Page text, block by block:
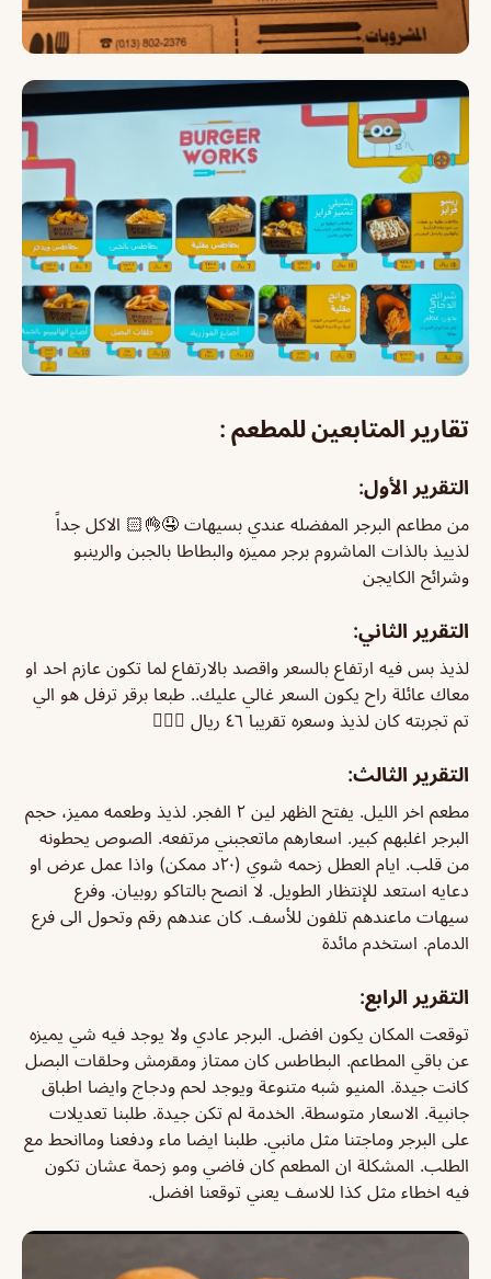
تقارير المتابعين للمطعم :
التقرير الأول:
من مطاعم البرجر المفضله عندي بسيهات 🤤👌🏻 الاكل جداً
لذييذ بالذات الماشروم برجر مميزه والبطاطا بالجبن والرينبو
وشرائح الكايجن
التقرير الثاني:
لذيذ بس فيه ارتفاع بالسعر واقصد بالارتفاع لما تكون عازم احد او
معاك عائلة راح يكون السعر غالي عليك.. طبعا برقر ترفل هو الي
تم تجربته كان لذيذ وسعره تقريبا ٤٦ ريال 🤷🏻‍♂️
التقرير الثالث:
مطعم اخر الليل. يفتح الظهر لين ٢ الفجر. لذيذ وطعمه مميز، حجم
البرجر اغلبهم كبير. اسعارهم ماتعجبني مرتفعه. الصوص يحطونه
من قلب. ايام العطل زحمه شوي (٢٠د ممكن) واذا عمل عرض او
دعايه استعد للإنتظار الطويل. لا انصح بالتاكو روبيان. وفرع
سيهات ماعندهم تلفون للأسف. كان عندهم رقم وتحول الى فرع
الدمام. استخدم مائدة
التقرير الرابع:
توقعت المكان يكون افضل. البرجر عادي ولا يوجد فيه شي يميزه
عن باقي المطاعم. البطاطس كان ممتاز ومقرمش وحلقات البصل
كانت جيدة. المنيو شبه متنوعة ويوجد لحم ودجاج وايضا اطباق
جانبية. الاسعار متوسطة. الخدمة لم تكن جيدة. طلبنا تعديلات
على البرجر وماجتنا مثل مانبي. طلبنا ايضا ماء ودفعنا وماانحط مع
الطلب. المشكلة ان المطعم كان فاضي ومو زحمة عشان تكون
فيه اخطاء مثل كذا للاسف يعني توقعنا افضل.